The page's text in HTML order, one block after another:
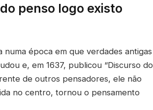
penso logo existo
época em que verdades antigas
e, em 1637, publicou “Discurso do
de outros pensadores, ele não
no centro, tornou o pensamento